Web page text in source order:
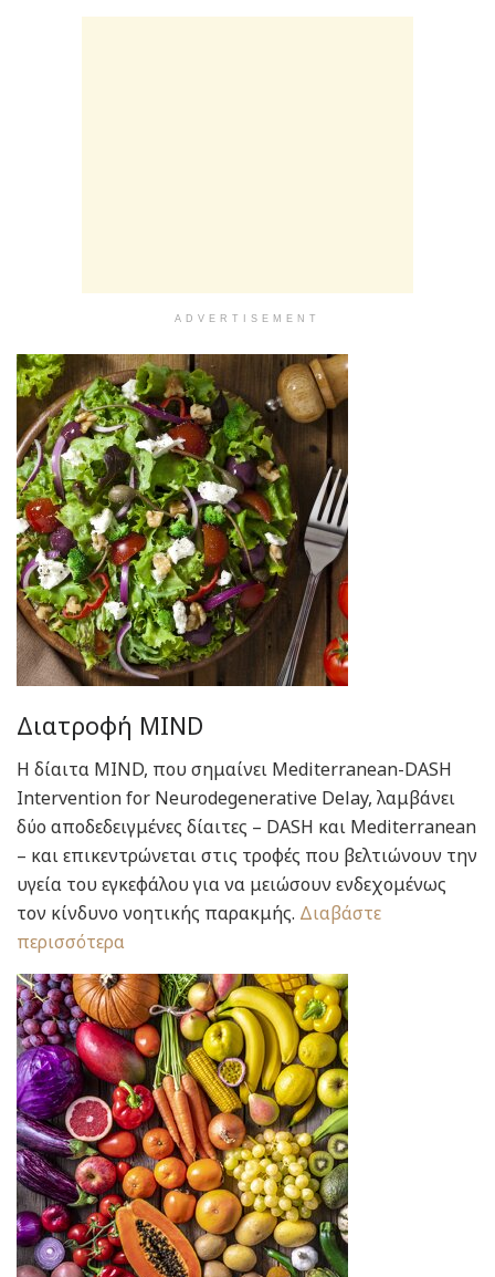
ADVERTISEMENT
Διατροφή MIND
Η δίαιτα MIND, που σημαίνει Mediterranean-DASH
Intervention for Neurodegenerative Delay, λαμβάνει
δύο αποδεδειγμένες δίαιτες – DASH και Mediterranean
– και επικεντρώνεται στις τροφές που βελτιώνουν την
υγεία του εγκεφάλου για να μειώσουν ενδεχομένως
τον κίνδυνο νοητικής παρακμής. Διαβάστε
περισσότερα